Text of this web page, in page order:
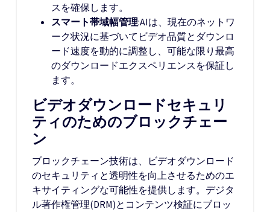
スを確保します。
スマート帯域幅管理:AIは、現在のネットワ
ーク状況に基づいてビデオ品質とダウンロ
ード速度を動的に調整し、可能な限り最高
のダウンロードエクスペリエンスを保証し
ます。
ビデオダウンロードセキュリ
ティのためのブロックチェー
ン
ブロックチェーン技術は、ビデオダウンロード
のセキュリティと透明性を向上させるためのエ
キサイティングな可能性を提供します。デジタ
ル著作権管理(DRM)とコンテンツ検証にブロッ